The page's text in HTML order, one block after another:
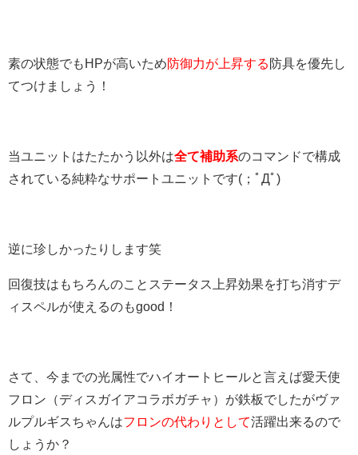
素の状態でもHPが高いため防御力が上昇する 防具を優先し
てつけましょう！
当ユニットはたたかう以外は全て補助系のコマンドで構成
されている純粋なサポートユニット です(；ﾟДﾟ)
逆に珍しかったりします笑
回復技はもちろんのことステータス上昇効果を打ち消すデ
ィスペルが使えるのもgood！
さて、今までの光属性でハイオートヒールと言えば愛天使
フロン（ディスガイアコラボガチャ）が鉄板でしたがヴァ
ルプルギスちゃんはフロンの代わりとして活躍出来るので
しょうか？